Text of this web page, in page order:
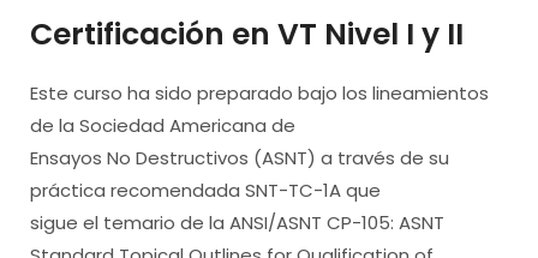
Certificación en VT Nivel I y II
Este curso ha sido preparado bajo los lineamientos
de la Sociedad Americana de
Ensayos No Destructivos (ASNT) a través de su
práctica recomendada SNT-TC-1A que
sigue el temario de la ANSI/ASNT CP-105: ASNT